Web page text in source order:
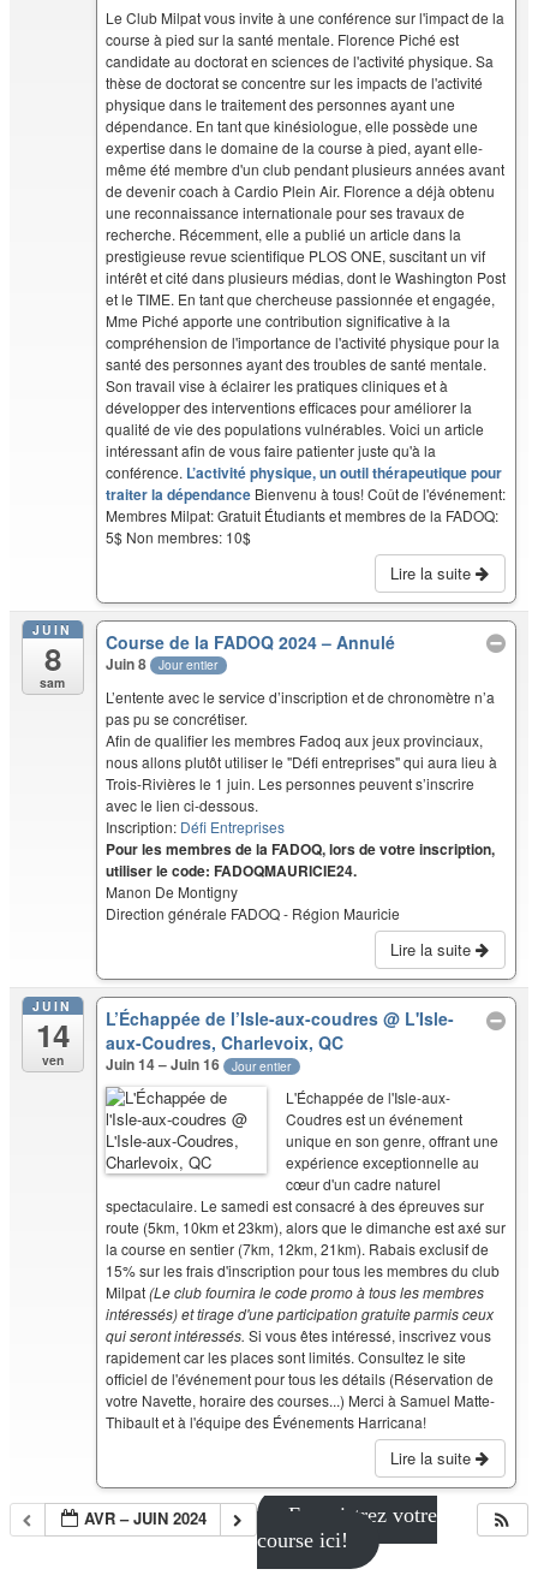
Le Club Milpat vous invite à une conférence sur l'impact de la
course à pied sur la santé mentale. Florence Piché est
candidate au doctorat en sciences de l'activité physique. Sa
thèse de doctorat se concentre sur les impacts de l'activité
physique dans le traitement des personnes ayant une
dépendance. En tant que kinésiologue, elle possède une
expertise dans le domaine de la course à pied, ayant elle-
même été membre d'un club pendant plusieurs années avant
de devenir coach à Cardio Plein Air. Florence a déjà obtenu
une reconnaissance internationale pour ses travaux de
recherche. Récemment, elle a publié un article dans la
prestigieuse revue scientifique PLOS ONE, suscitant un vif
intérêt et cité dans plusieurs médias, dont le Washington Post
et le TIME. En tant que chercheuse passionnée et engagée,
Mme Piché apporte une contribution significative à la
compréhension de l'importance de l'activité physique pour la
santé des personnes ayant des troubles de santé mentale.
Son travail vise à éclairer les pratiques cliniques et à
développer des interventions efficaces pour améliorer la
qualité de vie des populations vulnérables. Voici un article
intéressant afin de vous faire patienter juste qu'à la
conférence. L’activité physique, un outil thérapeutique pour
traiter la dépendance Bienvenu à tous! Coût de l'événement:
Membres Milpat: Gratuit Étudiants et membres de la FADOQ:
5$ Non membres: 10$
Lire la suite
JUIN
8
sam
Course de la FADOQ 2024 – Annulé
Juin 8 Jour entier
L’entente avec le service d’inscription et de chronomètre n’a
pas pu se concrétiser.
Afin de qualifier les membres Fadoq aux jeux provinciaux,
nous allons plutôt utiliser le "Défi entreprises" qui aura lieu à
Trois-Rivières le 1 juin. Les personnes peuvent s’inscrire
avec le lien ci-dessous.
Inscription: Défi Entreprises
Pour les membres de la FADOQ, lors de votre inscription,
utiliser le code: FADOQMAURICIE24.
Manon De Montigny
Direction générale FADOQ - Région Mauricie
Lire la suite
JUIN
14
ven
L’Échappée de l’Isle-aux-coudres@ L'Isle-
aux-Coudres, Charlevoix, QC
Juin 14 – Juin 16 Jour entier
L'Échappée de l'Isle-aux-
Coudres est un événement
unique en son genre, offrant une
expérience exceptionnelle au
cœur d'un cadre naturel
spectaculaire. Le samedi est consacré à des épreuves sur
route (5km, 10km et 23km), alors que le dimanche est axé sur
la course en sentier (7km, 12km, 21km). Rabais exclusif de
15% sur les frais d'inscription pour tous les membres du club
Milpat(Le club fournira le code promo à tous les membres
intéressés) et tirage d'une participation gratuite parmis ceux
qui seront intéressés. Si vous êtes intéressé, inscrivez vous
rapidement car les places sont limités. Consultez le site
officiel de l'événement pour tous les détails (Réservation de
votre Navette, horaire des courses...) Merci à Samuel Matte-
Thibault et à l'équipe des Événements Harricana!
Lire la suite
AVR – JUIN 2024
Enregistrez votre
course ici!